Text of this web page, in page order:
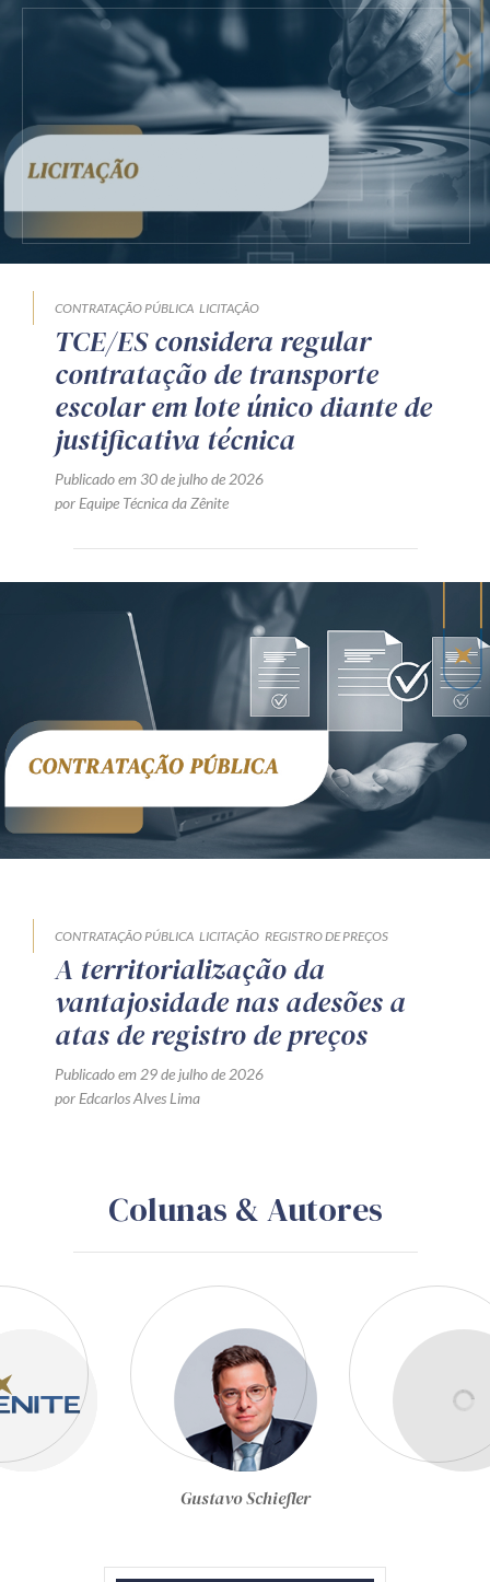
CONTRATAÇÃO PÚBLICA LICITAÇÃO
TCE/ES considera regular
contratação de transporte
escolar em lote único diante de
justificativa técnica
Publicado em 30 de julho de 2026
por Equipe Técnica da Zênite
CONTRATAÇÃO PÚBLICA LICITAÇÃO REGISTRO DE PREÇOS
A territorialização da
vantajosidade nas adesões a
atas de registro de preços
Publicado em 29 de julho de 2026
por Edcarlos Alves Lima
Colunas & Autores
Joel de Menezes Niebuhr